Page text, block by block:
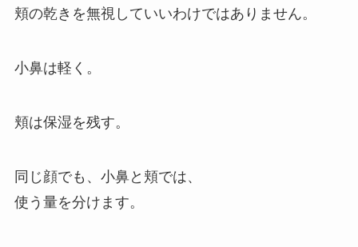
頬の乾きを無視していいわけではありません。
小鼻は軽く。
頬は保湿を残す。
同じ顔でも、小鼻と頬では、
使う量を分けます。